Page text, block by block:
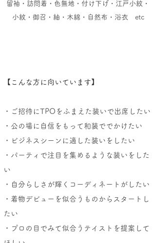
留袖・訪問着・色無地・付け下げ・江戸小紋・
小紋・御召・紬・木綿・自然布・浴衣 etc
【こんな方に向いています】
・ご招待にTPOをふまえた装いで出席したい
・公の場に自信をもって和装ででかけたい
・ビジネスシーンに適した装いをしたい
・パーティで注目を集めるような装いをした
い
・自分らしさが輝くコーディネートがしたい
・着物デビューを似合うものからスタートし
たい
・プロの目でみて似合うテイストを提案して